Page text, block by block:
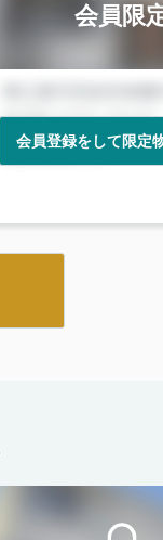
会員限
会員登録をして限定